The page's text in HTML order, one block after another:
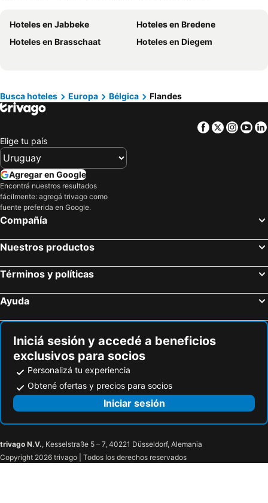
Hoteles en Argentina
Hoteles en Mallorca
Hoteles en Rocha
Hoteles en España
Hoteles en Bahamas
Hoteles en República Dominicana
Hoteles en Colombia
Hoteles en Alaska
Hoteles en Curazao
Hoteles en Jabbeke
Hoteles en Bredene
Hoteles en Brasschaat
Hoteles en Diegem
Busca hoteles Europa Bélgica Flandes
Facebook
Twitter
Elige tu país
Agregar en Google
Encontrá nuestros resultados
fácilmente: agregá trivago como
fuente preferida en Google.
Compañía
Nuestros productos
Términos y políticas
Ayuda
Iniciá sesión y accedé a beneficios
exclusivos para socios
Personalizá tu experiencia
Obtené ofertas y precios para socios
Iniciar sesión
trivago N.V., Kesselstraße 5 – 7, 40221 Düsseldorf, Alemania
Copyright 2026 trivago | Todos los derechos reservados